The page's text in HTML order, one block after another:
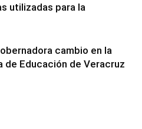
utilizadas para la
cambio en la
de Educación de Veracruz